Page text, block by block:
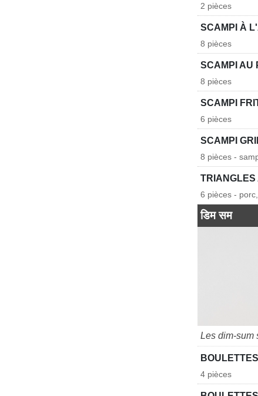
2 pièces
SCAMPI À
8 pièces
SCAMPI AU
8 pièces
SCAMPI
6 pièces
SCAMPI
8 pièces -
TRIANGLES
6 pièces -
डिम सम
Les dim-sum
4 pièces